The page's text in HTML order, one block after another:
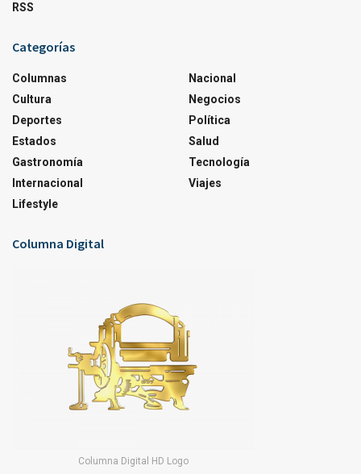
RSS
Categorías
Columnas
Cultura
Deportes
Estados
Gastronomía
Internacional
Lifestyle
Nacional
Negocios
Política
Salud
Tecnología
Viajes
Columna Digital
Columna Digital HD Logo